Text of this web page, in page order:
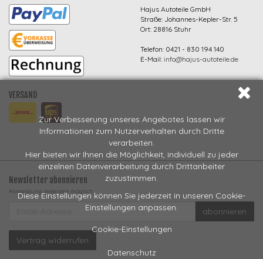
Zur Verbesserung unseres Angebotes lassen wir
Informationen zum Nutzerverhalten durch Dritte
verarbeiten.
Hier bieten wir Ihnen die Möglichkeit, individuell zu jeder
einzelnen Datenverarbeitung durch Drittanbeiter
zuzustimmen.
Diese Einstellungen können Sie jederzeit in unseren Cookie-
Einstellungen anpassen.
Cookie-Einstellungen
Datenschutz
VERSAND
Hajus Autoteile GmbH
Straße: Johannes-Kepler-Str. 5
Ort: 28816 Stuhr
Telefon: 0421 - 830 194 140
E-Mail: info@hajus-autoteile.de
Newsletter abonnieren
Abmeldung jederzeit möglich
abonnieren
Vertrag widerrufen